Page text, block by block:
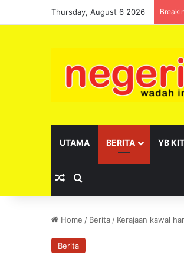
Thursday, August 6 2026
UTAMA BERITA YB
Random Article
Home / Berita / Kerajaan kawal
Berita